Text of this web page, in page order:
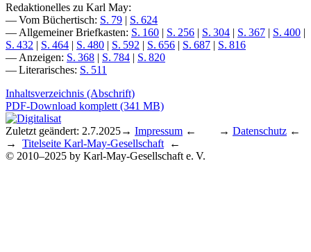
Redaktionelles zu Karl May:
— Vom Büchertisch: S. 79 | S. 624
— Allgemeiner Briefkasten: S. 160 | S. 256 | S. 304 | S. 367 | S. 400 |
S. 432 | S. 464 | S. 480 | S. 592 | S. 656 | S. 687 | S. 816
— Anzeigen: S. 368 | S. 784 | S. 820
— Literarisches: S. 511
Inhaltsverzeichnis (Abschrift)
PDF-Download komplett (341 MB)
Zuletzt geändert: 2.7.2025→ Impressum ← → Datenschutz ←
→ Titelseite Karl-May-Gesellschaft ←
© 2010–2025 by Karl-May-Gesellschaft e. V.